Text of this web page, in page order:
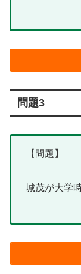
問題3
【問題】
城茂が大学